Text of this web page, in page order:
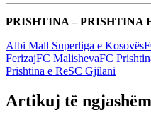
PRISHTINA – PRISHTINA
Albi Mall Superliga e Kosovës
FerizajFC MalishevaFC
Prishtina e ReSC Gjilani
Artikuj të ngjashëm